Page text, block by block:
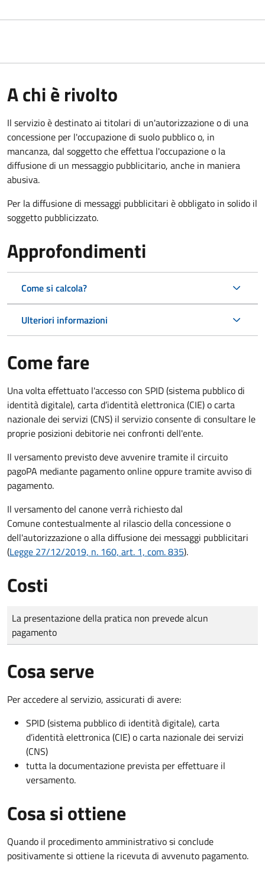
A chi è rivolto
Il servizio è destinato ai titolari di un'autorizzazione o di una
concessione per l'occupazione di suolo pubblico o, in
mancanza, dal soggetto che effettua l'occupazione o la
diffusione di un messaggio pubblicitario, anche in maniera
abusiva.
Per la diffusione di messaggi pubblicitari è obbligato in solido il
soggetto pubblicizzato.
Approfondimenti
Come si calcola?
Ulteriori informazioni
Come fare
Una volta effettuato l'accesso con SPID (sistema pubblico di
identità digitale), carta d’identità elettronica (CIE) o carta
nazionale dei servizi (CNS) il servizio consente di consultare le
proprie posizioni debitorie nei confronti dell'ente.
Il versamento previsto deve avvenire tramite il circuito
pagoPA mediante pagamento online oppure tramite avviso di
pagamento.
Il versamento del canone verrà richiesto dal
Comune contestualmente al rilascio della concessione o
dell'autorizzazione o alla diffusione dei messaggi pubblicitari
(Legge 27/12/2019, n. 160, art. 1, com. 835).
Costi
Tipo di pagamento
Importo
La presentazione della pratica non prevede alcun
pagamento
Cosa serve
Per accedere al servizio, assicurati di avere:
SPID (sistema pubblico di identità digitale), carta
d’identità elettronica (CIE) o carta nazionale dei servizi
(CNS)
tutta la documentazione prevista per effettuare il
versamento.
Cosa si ottiene
Quando il procedimento amministrativo si conclude
positivamente si ottiene la ricevuta di avvenuto pagamento.